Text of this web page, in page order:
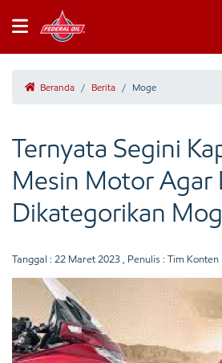
Beranda / Berita / Moge
Ternyata Segini
Mesin Motor Agar
Dikategorikan
Tanggal : 22 Maret 2023 , Penulis : Tim Konten